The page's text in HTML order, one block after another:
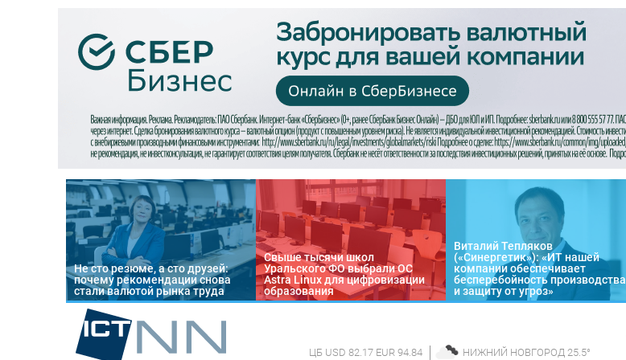
Не сто резюме, а сто друзей:
почему рекомендации снова
стали валютой рынка труда
Свыше тысячи школ
Уральского ФО выбрали ОС
Astra Linux для цифровизации
образования
Виталий Тепляков
(«Синергетик»): «ИТ нашей
компании обеспечивает
бесперебойность производства
и защиту от угроз»
ЦБ USD 82.17 EUR 94.84 НИЖНИЙ НОВГОРОД 25.5°